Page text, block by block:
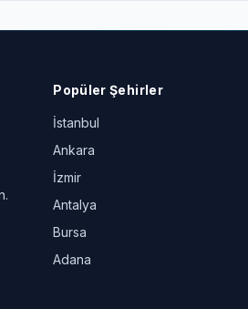
Popüler Şehirler
İstanbul
Ankara
İzmir
Antalya
Bursa
Adana